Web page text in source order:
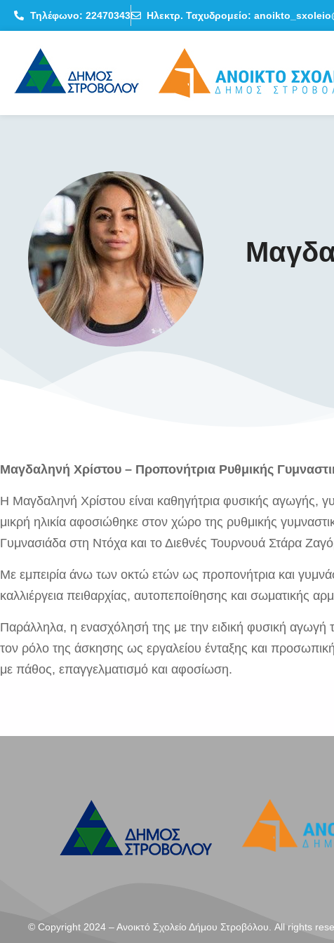
Τηλέφωνο: 22470343 Ηλεκτρ. Ταχυδρομείο:
Μαγδαληνή Χρίστου – Προπονήτρια Ρυθμικής
Η Μαγδαληνή Χρίστου είναι καθηγήτρια φυσικής αγωγής,
μικρή ηλικία αφοσιώθηκε στον χώρο της ρυθμικής
Γυμνασιάδα στη Ντόχα και το Διεθνές Τουρνουά Στάρα
Με εμπειρία άνω των οκτώ ετών ως προπονήτρια και
καλλιέργεια πειθαρχίας, αυτοπεποίθησης και σωματικής
Παράλληλα, η ενασχόλησή της με την ειδική φυσική αγωγή
τον ρόλο της άσκησης ως εργαλείου ένταξης και
με πάθος, επαγγελματισμό και αφοσίωση.
© Copyright 2024 – Aνοικτό Σχολείο Δήμου Στροβόλου. All rights